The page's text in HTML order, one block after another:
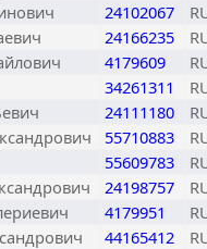
24102067
24166235
4179609
34261311
24111180
55710883
55609783
24198757
4179951
44165412